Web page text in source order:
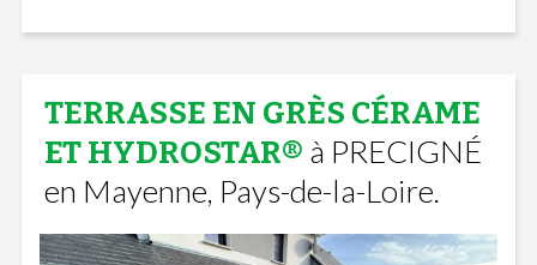
TERRASSE EN GRÈS CÉRAME
ET HYDROSTAR® à PRECIGNÉ
en Mayenne, Pays-de-la-Loire.